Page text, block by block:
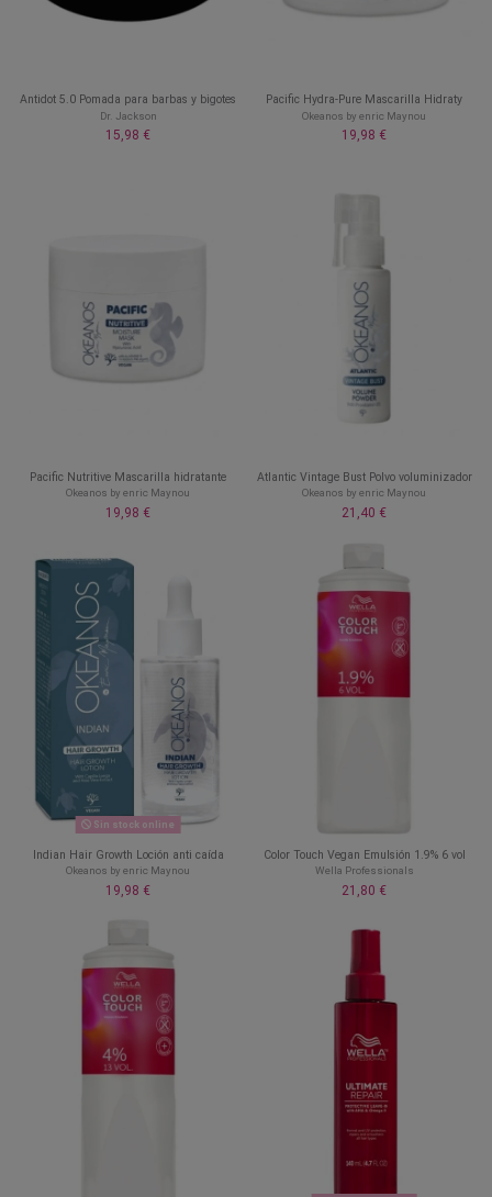
Antidot 5.0 Pomada para barbas y bigotes
Dr. Jackson
15,98 €
Pacific Hydra-Pure Mascarilla Hidraty
Okeanos by enric Maynou
19,98 €
Pacific Nutritive Mascarilla hidratante
Okeanos by enric Maynou
19,98 €
Atlantic Vintage Bust Polvo voluminizador
Okeanos by enric Maynou
21,40 €
Sin stock online
Indian Hair Growth Loción anti caída
Okeanos by enric Maynou
19,98 €
Color Touch Vegan Emulsión 1.9% 6 vol
Wella Professionals
21,80 €